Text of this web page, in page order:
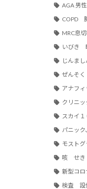
AGA 男
COPD
MRC息
いびき
じんまし
ぜんそ
アナフ
クリニ
スカイ１
パニッ
モストグ
咳 せき
新型コ
検査 設